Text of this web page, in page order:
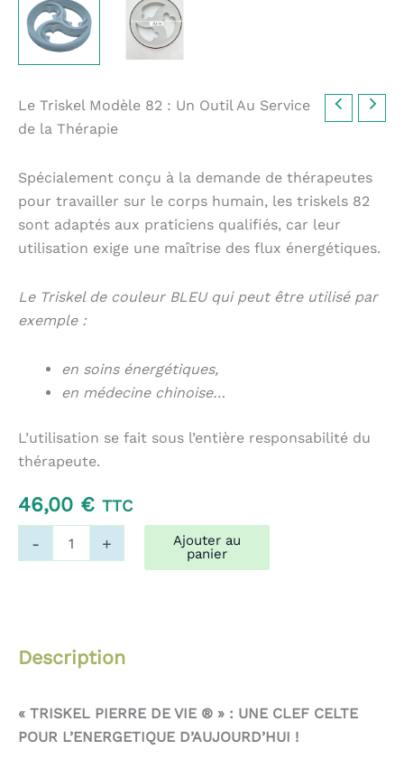
Le Triskel Modèle 82 : Un Outil Au Service
de la Thérapie
Spécialement conçu à la demande de thérapeutes
pour travailler sur le corps humain, les triskels 82
sont adaptés aux praticiens qualifiés, car leur
utilisation exige une maîtrise des flux énergétiques.
Le Triskel de couleur BLEU qui peut être utilisé par
exemple :
en soins énergétiques,
en médecine chinoise…
L’utilisation se fait sous l’entière responsabilité du
thérapeute.
46,00 € TTC
-
+
Ajouter au
panier
Description
« TRISKEL PIERRE DE VIE ® » : UNE CLEF CELTE
POUR L’ENERGETIQUE D’AUJOURD’HUI !